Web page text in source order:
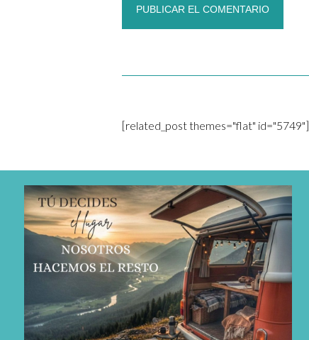
[related_post themes="flat" id="5749"]